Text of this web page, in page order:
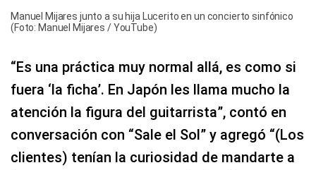
Manuel Mijares junto a su hija Lucerito en un concierto sinfónico
(Foto: Manuel Mijares / YouTube)
“Es una práctica muy normal allá, es como si
fuera ‘la ficha’. En Japón les llama mucho la
atención la figura del guitarrista”, contó en
conversación con “Sale el Sol” y agregó “(Los
clientes) tenían la curiosidad de mandarte a